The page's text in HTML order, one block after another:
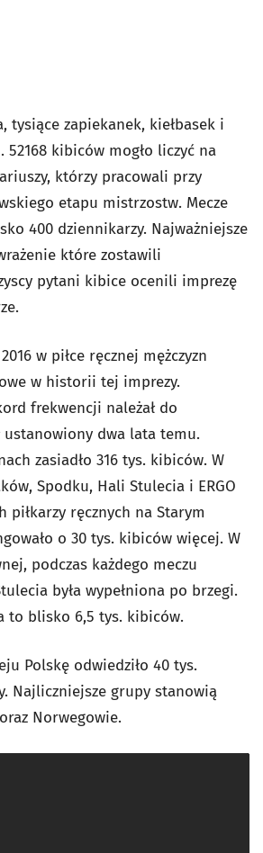
tysiące zapiekanek, kiełbasek i
52168 kibiców mogło liczyć na
którzy pracowali przy
etapu mistrzostw. Mecze
400 dziennikarzy. Najważniejsze
które zostawili
pytani kibice ocenili imprezę
w piłce ręcznej mężczyzn
w historii tej imprezy.
frekwencji należał do
ustanowiony dwa lata temu.
zasiadło 316 tys. kibiców. W
Spodku, Hali Stulecia i ERGO
piłkarzy ręcznych na Starym
o 30 tys. kibiców więcej. W
podczas każdego meczu
była wypełniona po brzegi.
to blisko 6,5 tys. kibiców.
Polskę odwiedziło 40 tys.
Najliczniejsze grupy stanowią
Norwegowie.